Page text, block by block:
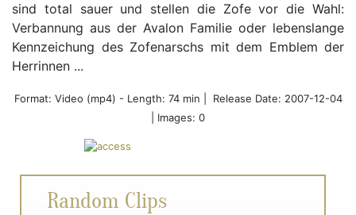
sind total sauer und stellen die Zofe vor die Wahl:
Verbannung aus der Avalon Familie oder lebenslange
Kennzeichung des Zofenarschs mit dem Emblem der
Herrinnen ...
Format: Video (mp4) - Length: 74 min |
Release Date: 2007-12-04
| Images: 0
Random Clips